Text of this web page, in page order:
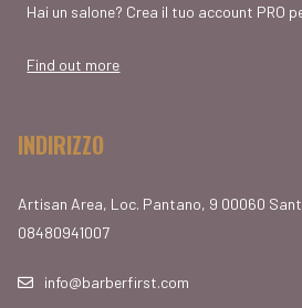
Hai un salone? Crea il tuo account PRO
Find out more
INDIRIZZO
Artisan Area, Loc. Pantano, 9 00060
08480941007
info@barberfirst.com